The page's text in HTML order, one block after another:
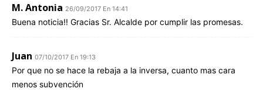
M. Antonia 26/09/2017 En 14:41
Buena noticia!! Gracias Sr. Alcalde por cumplir las promesas.
Juan 07/10/2017 En 19:13
Por que no se hace la rebaja a la inversa, cuanto mas cara
menos subvención